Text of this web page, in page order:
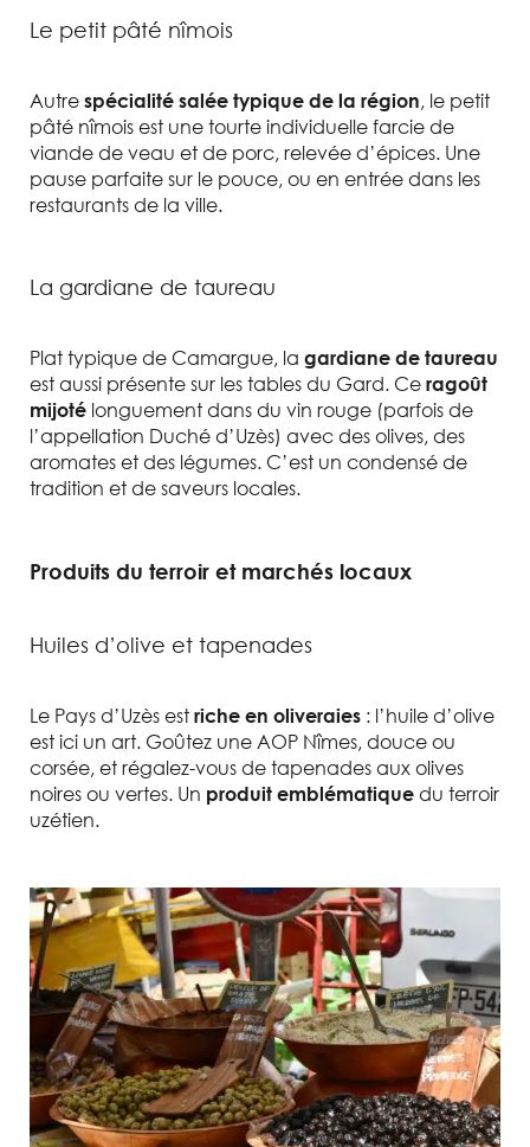
Le petit pâté nîmois
Autre spécialité salée typique de la région, le petit
pâté nîmois est une tourte individuelle farcie de
viande de veau et de porc, relevée d’épices. Une
pause parfaite sur le pouce, ou en entrée dans les
restaurants de la ville.
La gardiane de taureau
Plat typique de Camargue, la gardiane de taureau
est aussi présente sur les tables du Gard. Ce ragoût
mijoté longuement dans du vin rouge (parfois de
l’appellation Duché d’Uzès) avec des olives, des
aromates et des légumes. C’est un condensé de
tradition et de saveurs locales.
Produits du terroir et marchés locaux
Huiles d’olive et tapenades
Le Pays d’Uzès est riche en oliveraies : l’huile d’olive
est ici un art. Goûtez une AOP Nîmes, douce ou
corsée, et régalez-vous de tapenades aux olives
noires ou vertes. Un produit emblématique du terroir
uzétien.